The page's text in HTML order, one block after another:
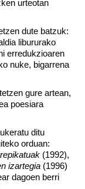
urteotan
dute batzuk:
libururako
erredukzioaren
nuke, bigarrena
gure artean,
poesiara
ditu
orduan:
(1992),
izartegia (1996)
dagoen berri